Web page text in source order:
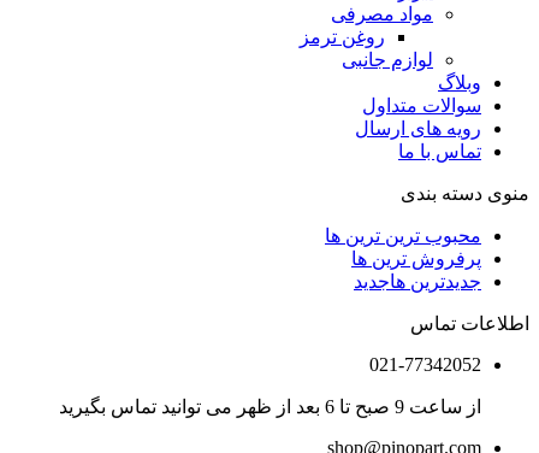
مواد مصرفی
روغن ترمز
لوازم جانبی
وبلاگ
سوالات متداول
رویه های ارسال
تماس با ما
منوی دسته بندی
محبوب ترین ترین ها
پرفروش ترین ها
جدیدترین هاجدید
اطلاعات تماس
021-77342052
از ساعت 9 صبح تا 6 بعد از ظهر می توانید تماس بگیرید
shop@pinopart.com